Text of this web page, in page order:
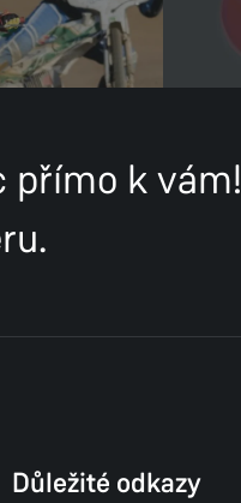
přímo k vám!
Důležité odkazy